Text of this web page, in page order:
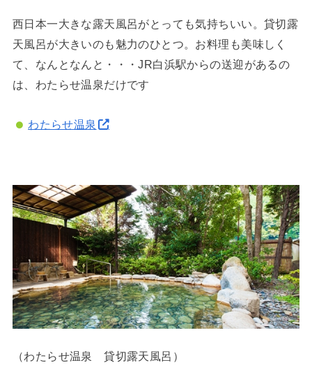
西日本一大きな露天風呂がとっても気持ちいい。貸切露
天風呂が大きいのも魅力のひとつ。お料理も美味しく
て、なんとなんと・・・JR白浜駅からの送迎があるの
は、わたらせ温泉だけです
わたらせ温泉
（わたらせ温泉 貸切露天風呂）